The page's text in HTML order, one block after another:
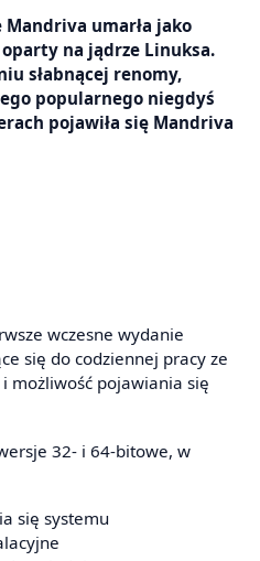
Mandriva umarła jako
na jądrze Linuksa.
słabnącej renomy,
popularnego niegdyś
pojawiła się Mandriva
wczesne wydanie
się do codziennej pracy ze
możliwość pojawiania się
32- i 64-bitowe, w
się systemu